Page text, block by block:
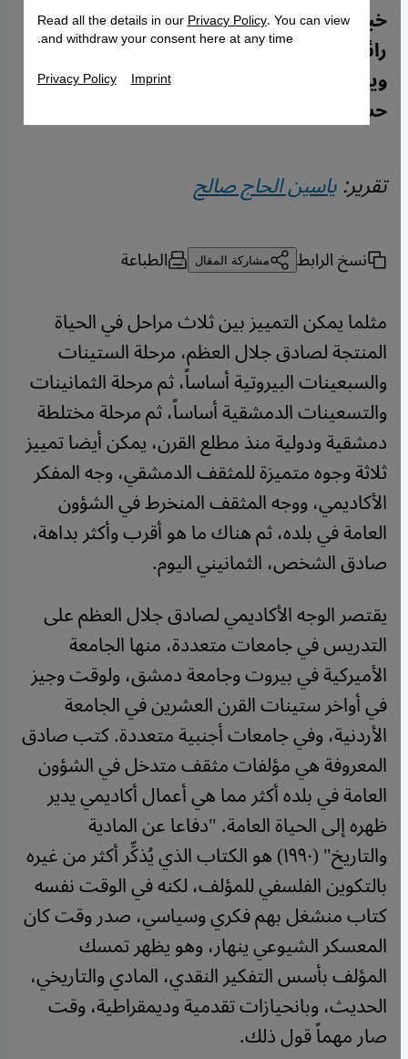
خبز أمه، ولا يبكي على الأطلال، ولا تملأ أنفه
رائحة الياسمين (وهو من رموز دمشق)،
وينحاز للحرية الشخصية بمجازفاتها وجليدها،
حسب تعبيره، على دفء الرحم الأول.
تقرير:ياسين الحاج صالح
نسخ الرابط مشاركة المقال الطباعة
مثلما يمكن التمييز بين ثلاث مراحل في الحياة
المنتجة لصادق جلال العظم، مرحلة الستينات
والسبعينات البيروتية أساساً، ثم مرحلة الثمانينات
والتسعينات الدمشقية أساساً، ثم مرحلة مختلطة
دمشقية ودولية منذ مطلع القرن، يمكن أيضا تمييز
ثلاثة وجوه متميزة للمثقف الدمشقي، وجه المفكر
الأكاديمي، ووجه المثقف المنخرط في الشؤون
العامة في بلده، ثم هناك ما هو أقرب وأكثر بداهة،
صادق الشخص، الثمانيني اليوم.
يقتصر الوجه الأكاديمي لصادق جلال العظم على
التدريس في جامعات متعددة، منها الجامعة
الأميركية في بيروت وجامعة دمشق، ولوقت وجيز
في أواخر ستينات القرن العشرين في الجامعة
الأردنية، وفي جامعات أجنبية متعددة. كتب صادق
المعروفة هي مؤلفات مثقف متدخل في الشؤون
العامة في بلده أكثر مما هي أعمال أكاديمي يدير
ظهره إلى الحياة العامة. "دفاعا عن المادية
والتاريخ" (١٩٩٠) هو الكتاب الذي يُذكِّر أكثر من غيره
بالتكوين الفلسفي للمؤلف، لكنه في الوقت نفسه
كتاب منشغل بهم فكري وسياسي، صدر وقت كان
المعسكر الشيوعي ينهار، وهو يظهر تمسك
المؤلف بأسس التفكير النقدي، المادي والتاريخي،
الحديث، وبانحيازات تقدمية وديمقراطية، وقت
صار مهماً قول ذلك.
Read all the details in ourPrivacy Policy. You can view
and withdraw your consent here at any time.
Privacy Policy Imprint